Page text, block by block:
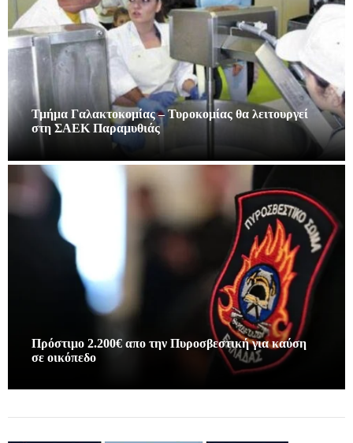
Τμήμα Γαλακτοκομίας – Τυροκομίας θα λειτουργεί
στη ΣΑΕΚ Παραμυθιάς
Πρόστιμο 2.200€ απο την Πυροσβεστική για καύση
σε οικόπεδο